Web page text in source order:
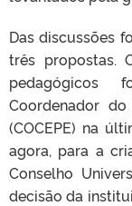
Das discussões
três propostas.
pedagógicos
Coordenador
(COCEPE) na
agora, para a
Conselho
decisão da